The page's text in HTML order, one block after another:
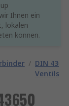
Ihnen ein
lokalen
können.
/ DIN